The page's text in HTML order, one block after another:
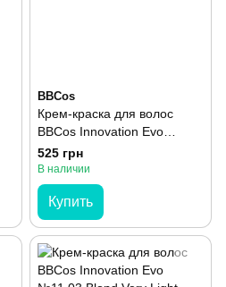
BBCos
Крем-краска для волос
BBCos Innovation Evo
№11.01 Very Light Natural
Blond 100 мл
525 грн
В наличии
Купить